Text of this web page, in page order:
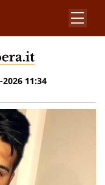
2026 11:34